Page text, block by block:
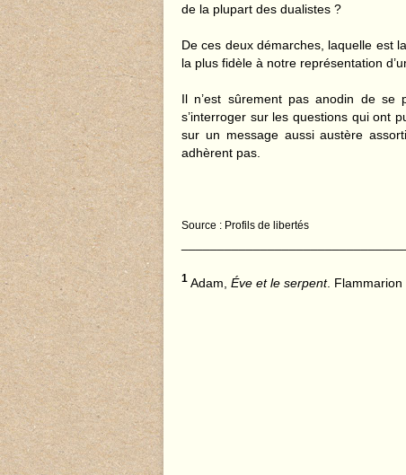
de la plupart des dualistes ?
De ces deux démarches, laquelle est
la plus fidèle à notre représentation
Il n’est sûrement pas anodin de
s’interroger sur les questions qui ont
sur un message aussi austère
adhèrent pas.
Source : Profils de libertés
1 Adam, Éve et le serpent. Flammarion